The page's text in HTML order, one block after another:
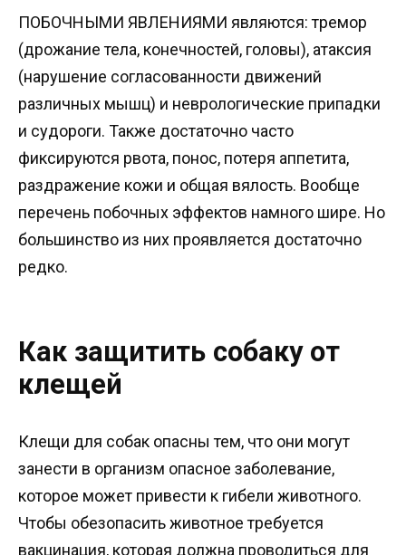
ПОБОЧНЫМИ ЯВЛЕНИЯМИ являются: тремор
(дрожание тела, конечностей, головы), атаксия
(нарушение согласованности движений
различных мышц) и неврологические припадки
и судороги. Также достаточно часто
фиксируются рвота, понос, потеря аппетита,
раздражение кожи и общая вялость. Вообще
перечень побочных эффектов намного шире. Но
большинство из них проявляется достаточно
редко.
Как защитить собаку от
клещей
Клещи для собак опасны тем, что они могут
занести в организм опасное заболевание,
которое может привести к гибели животного.
Чтобы обезопасить животное требуется
вакцинация, которая должна проводиться для